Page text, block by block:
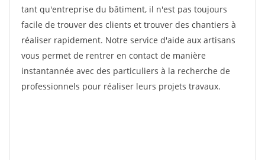
tant qu'entreprise du bâtiment, il n'est pas toujours
facile de trouver des clients et trouver des chantiers à
réaliser rapidement. Notre service d'aide aux artisans
vous permet de rentrer en contact de manière
instantannée avec des particuliers à la recherche de
professionnels pour réaliser leurs projets travaux.